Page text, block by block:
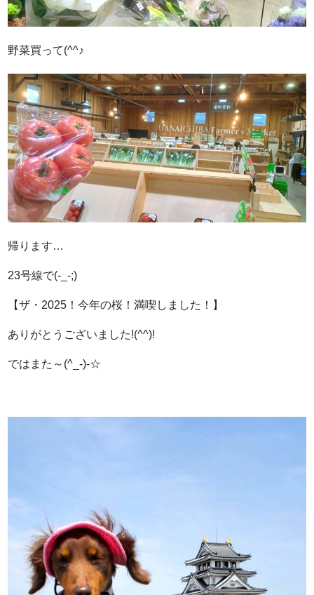
野菜買って(^^♪
帰ります…
23号線で(-_-;)
【ザ・2025！今年の桜！満喫しました！】
ありがとうございました!(^^)!
ではまた～(^_-)-☆